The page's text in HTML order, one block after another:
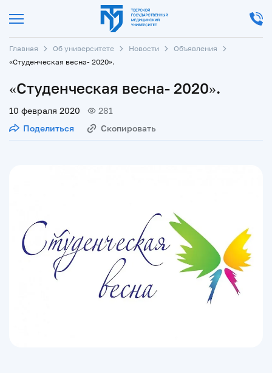
Главная Об университете Новости
Объявления
«Студенческая весна- 2020».
«Студенческая весна- 2020».
10 февраля 2020
281
Поделиться
Скопировать